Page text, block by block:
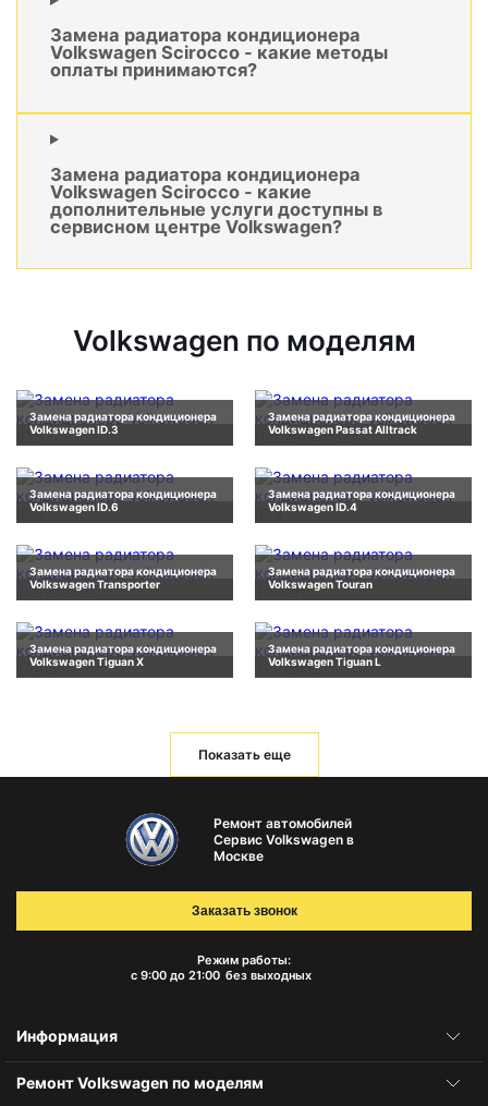
Замена радиатора кондиционера
Volkswagen Scirocco - какие методы
оплаты принимаются?
Замена радиатора кондиционера
Volkswagen Scirocco - какие
дополнительные услуги доступны в
сервисном центре Volkswagen?
Volkswagen по моделям
Замена радиатора кондиционера
Volkswagen ID.3
Замена радиатора кондиционера
Volkswagen Passat Alltrack
Замена радиатора кондиционера
Volkswagen ID.6
Замена радиатора кондиционера
Volkswagen ID.4
Замена радиатора кондиционера
Volkswagen Transporter
Замена радиатора кондиционера
Volkswagen Touran
Замена радиатора кондиционера
Volkswagen Tiguan X
Замена радиатора кондиционера
Volkswagen Tiguan L
Показать еще
Ремонт автомобилей
Сервис Volkswagen в
Москве
Режим работы:
с 9:00 до 21:00 без выходных
Заказать звонок
Информация
Ремонт Volkswagen по моделям